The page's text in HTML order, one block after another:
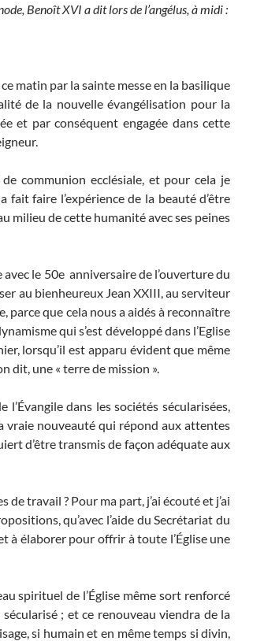
Benoît XVI a dit lors de l’angélus, à midi :
matin par la sainte messe en la basilique
de la nouvelle évangélisation pour la
et par conséquent engagée dans cette
communion ecclésiale, et pour cela je
faire l’expérience de la beauté d’être
milieu de cette humanité avec ses peines
le 50e anniversaire de l’ouverture du
au bienheureux Jean XXIII, au serviteur
parce que cela nous a aidés à reconnaître
qui s’est développé dans l’Eglise
lorsqu’il est apparu évident que même
dit, une « terre de mission ».
l’Évangile dans les sociétés sécularisées,
vraie nouveauté qui répond aux attentes
d’être transmis de façon adéquate aux
travail ? Pour ma part, j’ai écouté et j’ai
qu’avec l’aide du Secrétariat du
à élaborer pour offrir à toute l’Église une
spirituel de l’Église même sort renforcé
; et ce renouveau viendra de la
si humain et en même temps si divin,